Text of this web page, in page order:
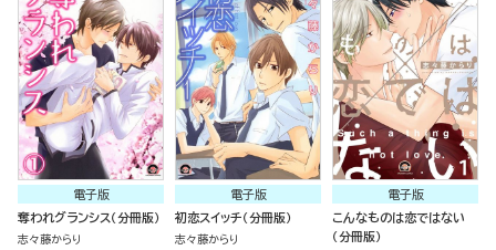
電子版
奪われグランシス（分冊版）
志々藤からり
電子版
初恋スイッチ（分冊版）
志々藤からり
電子版
こんなものは恋ではない
（分冊版）